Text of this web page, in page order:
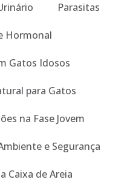
Parasitas
Hormonal
Gatos Idosos
para Gatos
na Fase Jovem
e Segurança
Caixa de Areia